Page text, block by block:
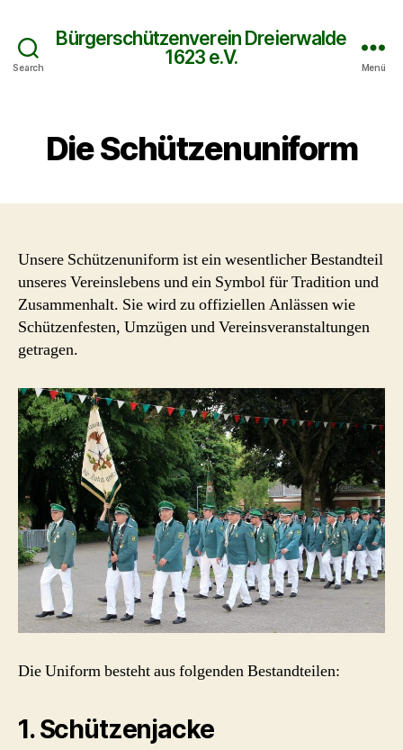
Search
Bürgerschützenverein Dreierwalde
1623 e.V.
Menü
Die Schützenuniform
Unsere Schützenuniform ist ein wesentlicher Bestandteil
unseres Vereinslebens und ein Symbol für Tradition und
Zusammenhalt. Sie wird zu offiziellen Anlässen wie
Schützenfesten, Umzügen und Vereinsveranstaltungen
getragen.
Die Uniform besteht aus folgenden Bestandteilen:
1. Schützenjacke